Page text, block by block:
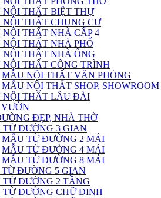
NỘI THẤT BIỆT THỰ
NỘI THẤT CHUNG CƯ
NỘI THẤT NHÀ CẤP 4
NỘI THẤT NHÀ PHỐ
NỘI THẤT NHÀ ỐNG
NỘI THẤT CÔNG TRÌNH
MẪU NỘI THẤT VĂN PHÒNG
MẪU NỘI THẤT SHOP, SHOWROOM
NỘI THẤT LÂU ĐÀI
ĐẸP, NHÀ THỜ
TỪ ĐƯỜNG 3 GIAN
MẪU TỪ ĐƯỜNG 2 MÁI
MẪU TỪ ĐƯỜNG 4 MÁI
MẪU TỪ ĐƯỜNG 8 MÁI
ĐƯỜNG 5 GIAN
TỪ ĐƯỜNG 2 TẦNG
TỪ ĐƯỜNG CHỮ ĐINH